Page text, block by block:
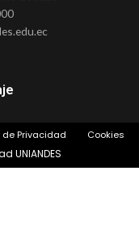
UNIANDES
Privacidad Cookies